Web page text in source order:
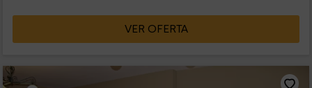
VER OFERTA